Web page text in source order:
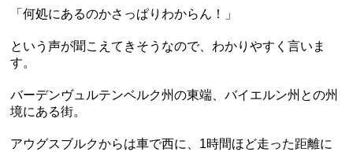
「何処にあるのかさっぱりわからん！」
という声が聞こえてきそうなので、わかりやすく言いま
す。
バーデンヴュルテンベルク州の東端、バイエルン州との州
境にある街。
アウグスブルクからは車で西に、1時間ほど走った距離に